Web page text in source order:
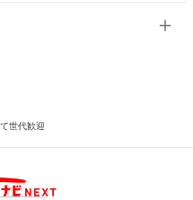
世代歓迎